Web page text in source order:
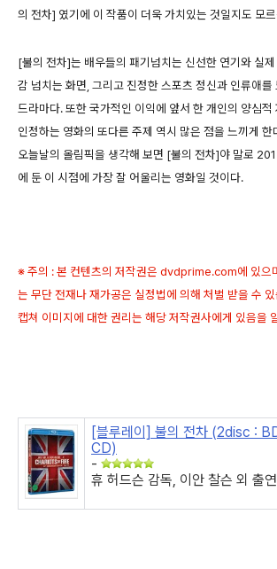
의 전차] 였기에 이 작품이 더욱 가치있는 것일지도 모
[불의 전차]는 배우들의 패기넘치는 신선한 연기와 실
감 넘치는 화면, 그리고 진정한 스포츠 정신과 인류애를
드라마다. 또한 국가적인 이익에 앞서 한 개인의 양심적
인정하는 영화의 또다른 주제 역시 많은 점을 느끼게 한
오늘날의 올림픽을 생각해 보면 [불의 전차]야 말로
에 둔 이 시점에 가장 잘 어울리는 영화일 것이다.
※ 주의 : 본 컨텐츠의 저작권은 dvdprime.com에 있으
는 무단 전재나 재가공은 실정법에 의해 처벌 받을 수
캡쳐 이미지에 대한 권리는 해당 저작권사에게 있음을
[블루레이] 불의 전차 (2disc :
CD)
-
휴 허드슨 감독, 이안 찰슨 외 출